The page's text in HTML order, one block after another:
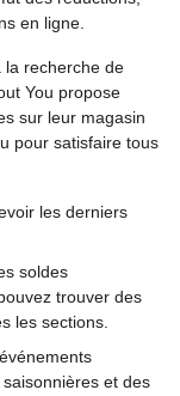
en ligne.
la recherche de
You propose
sur leur magasin
pour satisfaire tous
les derniers
soldes
trouver des
les sections.
et des